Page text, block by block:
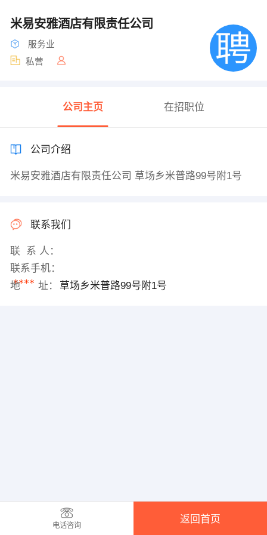
米易安雅酒店有限责任公司
服务业
私营
公司主页 在招职位
公司介绍
米易安雅酒店有限责任公司 草场乡米普路99号附1号
联系我们
联 系 人：
联系手机：
****
地 址： 草场乡米普路99号附1号
电话咨询
返回首页